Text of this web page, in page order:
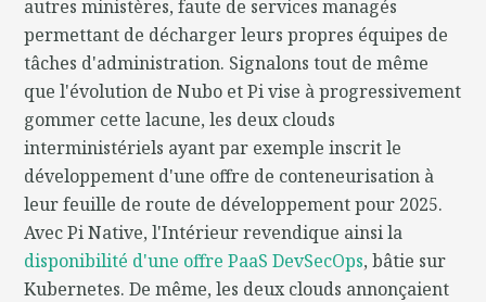
autres ministères, faute de services managés
permettant de décharger leurs propres équipes de
tâches d'administration. Signalons tout de même
que l'évolution de Nubo et Pi vise à progressivement
gommer cette lacune, les deux clouds
interministériels ayant par exemple inscrit le
développement d'une offre de conteneurisation à
leur feuille de route de développement pour 2025.
Avec Pi Native, l'Intérieur revendique ainsi la
disponibilité d'une offre PaaS DevSecOps, bâtie sur
Kubernetes. De même, les deux clouds annonçaient